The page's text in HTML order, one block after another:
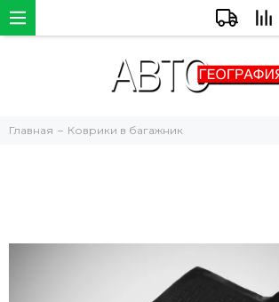
Главная Коврики в багажник